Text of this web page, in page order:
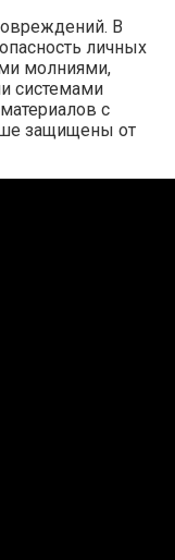
В
личных
молниями,
системами
с
защищены от